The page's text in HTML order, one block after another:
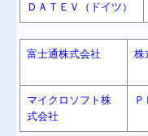
ＤＡＴＥＶ（ドイツ）
富士通株式会社 株
マイクロソフト株
式会社